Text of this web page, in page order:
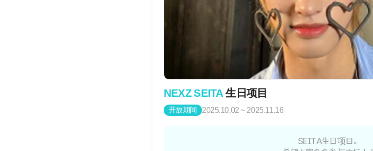
NEXZ SEITA生日项目
开放期间 2025.10.02 ~ 2025.11.16
SEITA生日项目。